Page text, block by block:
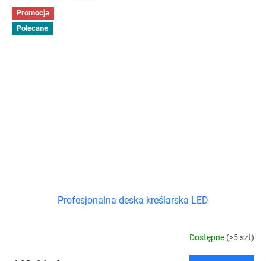
Promocja
Polecane
Profesjonalna deska kreślarska LED
Dostępne (>5 szt)